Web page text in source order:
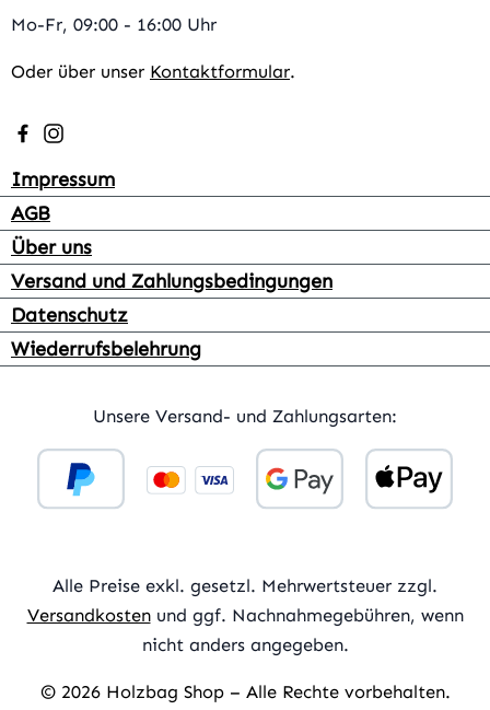
Mo-Fr, 09:00 - 16:00 Uhr
Oder über unser Kontaktformular.
Besuche uns auf Facebook – öffnet in neuem Tab
Schau auf Instagram vorbei – öffnet in neuem Tab
Impressum
AGB
Über uns
Versand und Zahlungsbedingungen
Datenschutz
Wiederrufsbelehrung
Unsere Versand- und Zahlungsarten:
Alle Preise exkl. gesetzl. Mehrwertsteuer zzgl.
Versandkostenund ggf. Nachnahmegebühren, wenn
nicht anders angegeben.
© 2026 Holzbag Shop – Alle Rechte vorbehalten.